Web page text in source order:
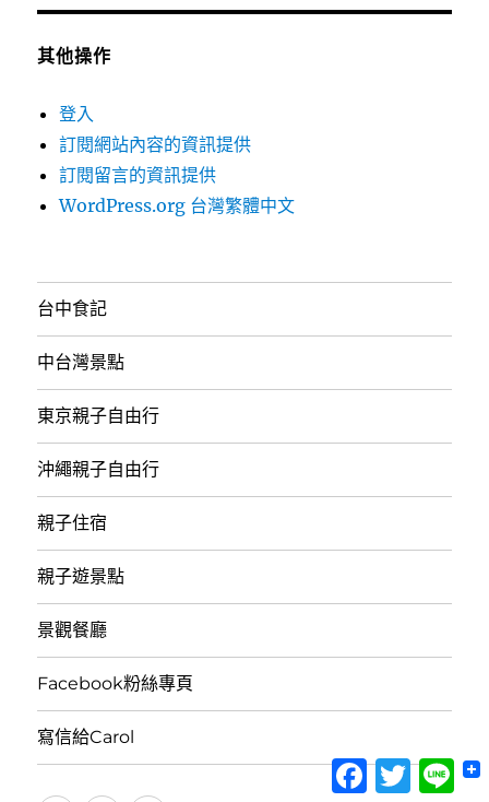
其他操作
登入
訂閱網站內容的資訊提供
訂閱留言的資訊提供
WordPress.org 台灣繁體中文
台中食記
中台灣景點
東京親子自由行
沖繩親子自由行
親子住宿
親子遊景點
景觀餐廳
Facebook粉絲專頁
寫信給Carol
Facebook
Twitter